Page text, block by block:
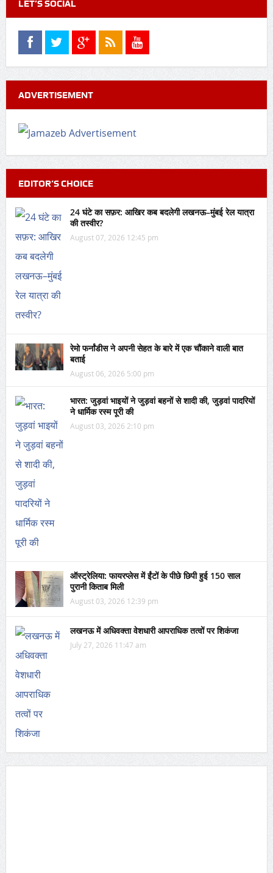
LET’S SOCIAL
ADVERTISEMENT
EDITOR’S CHOICE
24 घंटे का सफ़र: आखिर कब बदलेगी लखनऊ–मुंबई रेल यात्रा
की तस्वीर?
August 07, 2026 12:45 pm
रेमो फर्नांडीस ने अपनी सेहत के बारे में एक चौंकाने वाली बात
बताई
August 06, 2026 5:00 pm
भारत: जुड़वां भाइयों ने जुड़वां बहनों से शादी की, जुड़वां पादरियों
ने धार्मिक रस्म पूरी की
August 03, 2026 2:10 pm
ऑस्ट्रेलिया: फायरप्लेस में ईंटों के पीछे छिपी हुई 150 साल
पुरानी किताब मिली
August 03, 2026 12:39 pm
लखनऊ में अधिवक्ता वेशधारी आपराधिक तत्वों पर शिकंजा
July 27, 2026 11:47 am